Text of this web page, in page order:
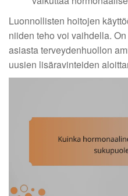
Luonnollisten hoitojen
niiden teho voi vaihdella.
asiasta terveydenhuollon
uusien lisäravinteiden